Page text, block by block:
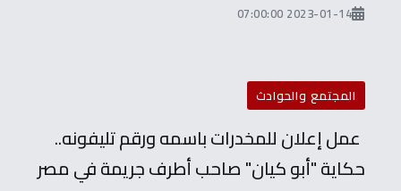
2023-01-14 07:00:00
المجتمع والحوادث
عمل إعلان للمخدرات باسمه ورقم تليفونه..
حكاية "أبو كيان" صاحب أطرف جريمة في مصر